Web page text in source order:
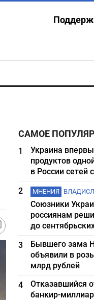
САМОЕ
1
Украина
продуктов
в России сетей
2
МНЕНИЯ
Союзники
россиянам
до
3
Бывшего зама
объявили в
млрд рублей
4
Отказавшийся
банкир-